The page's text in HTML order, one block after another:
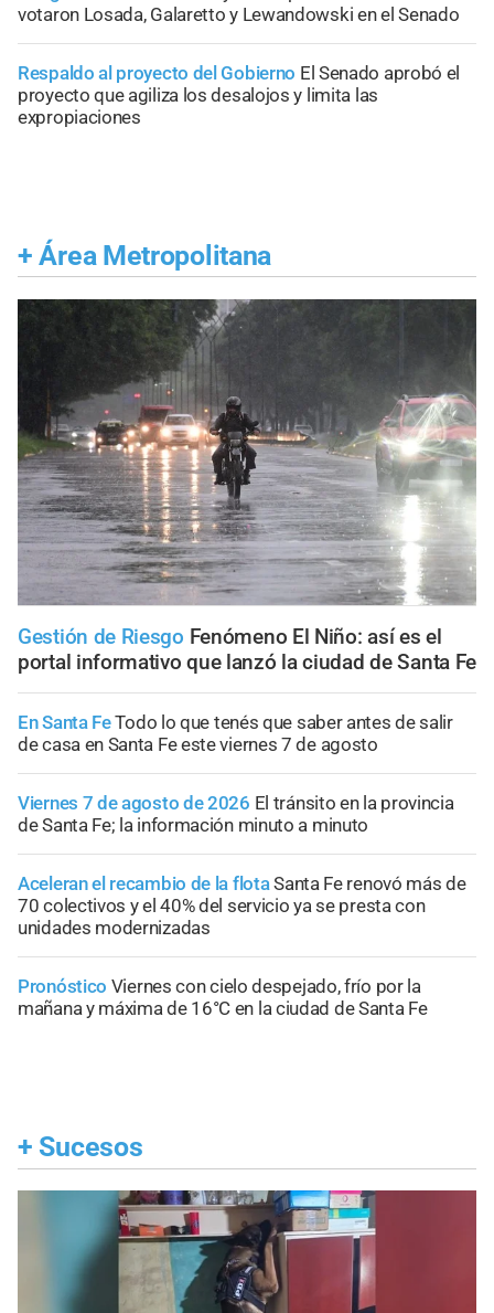
votaron Losada, Galaretto y Lewandowski en el Senado
Respaldo al proyecto del Gobierno El Senado aprobó el
proyecto que agiliza los desalojos y limita las
expropiaciones
+ Área Metropolitana
Gestión de Riesgo Fenómeno El Niño: así es el
portal informativo que lanzó la ciudad de Santa Fe
En Santa FeTodo lo que tenés que saber antes de salir
de casa en Santa Fe este viernes 7 de agosto
Viernes 7 de agosto de 2026 El tránsito en la provincia
de Santa Fe; la información minuto a minuto
Aceleran el recambio de la flotaSanta Fe renovó más de
70 colectivos y el 40% del servicio ya se presta con
unidades modernizadas
Pronóstico Viernes con cielo despejado, frío por la
mañana y máxima de 16°C en la ciudad de Santa Fe
+ Sucesos